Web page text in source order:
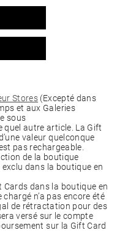
Stores (Excepté dans
et aux Galeries
sous
quel autre article. La Gift
valeur quelconque
pas rechargeable.
de la boutique
dans la boutique en
Cards dans la boutique en
n’a pas encore été
de rétractation pour des
versé sur le compte
sur la Gift Card